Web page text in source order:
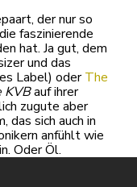
der nur so
faszinierende
hat. Ja gut, dem
und das
Label) oderThe
KVBauf ihrer
zugute aber
das sich auch in
anfühlt wie
Oder Öl.